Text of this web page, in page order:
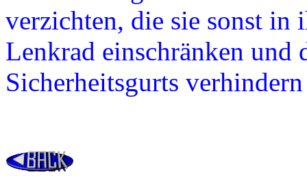
verzichten, die sie sonst in
Lenkrad einschränken und
Sicherheitsgurts